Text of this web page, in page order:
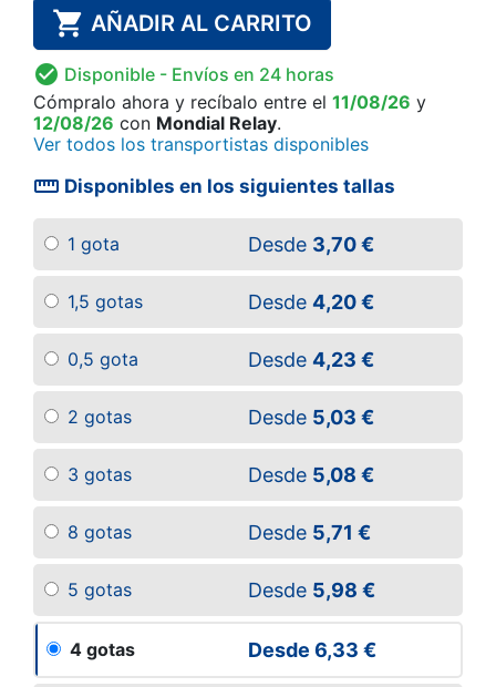
 AÑADIR AL CARRITO
 Disponible - Envíos en 24 horas
Cómpralo ahora y recíbalo entre el 11/08/26 y
12/08/26 con Mondial Relay.
Ver todos los transportistas disponibles
straighten Disponibles en los siguientes tallas
1 gota Desde 3,70 €
1,5 gotas Desde 4,20 €
0,5 gota Desde 4,23 €
2 gotas Desde 5,03 €
3 gotas Desde 5,08 €
8 gotas Desde 5,71 €
5 gotas Desde 5,98 €
4 gotas Desde 6,33 €